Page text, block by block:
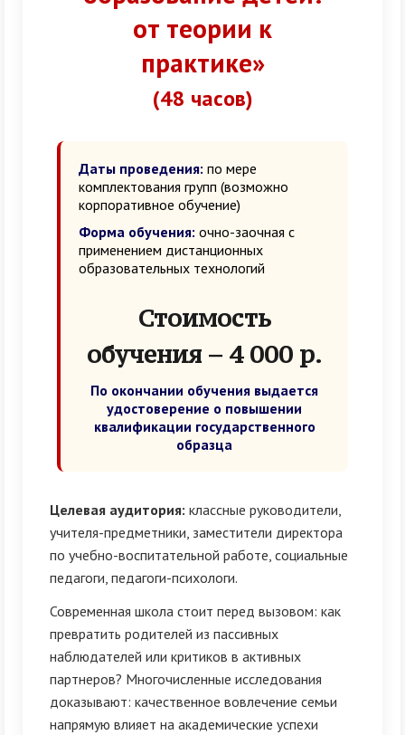
от теории к
практике»
(48 часов)
Даты проведения: по мере
комплектования групп (возможно
корпоративное обучение)
Форма обучения: очно-заочная с
применением дистанционных
образовательных технологий
Стоимость
обучения – 4 000 р.
По окончании обучения выдается
удостоверение о повышении
квалификации государственного
образца
Целевая аудитория: классные руководители,
учителя-предметники, заместители директора
по учебно-воспитательной работе, социальные
педагоги, педагоги-психологи.
Современная школа стоит перед вызовом: как
превратить родителей из пассивных
наблюдателей или критиков в активных
партнеров? Многочисленные исследования
доказывают: качественное вовлечение семьи
напрямую влияет на академические успехи